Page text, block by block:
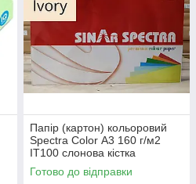
Папір (картон) кольоровий
Spectra Color А3 160 г/м2
IT100 слонова кістка
Готово до відправки